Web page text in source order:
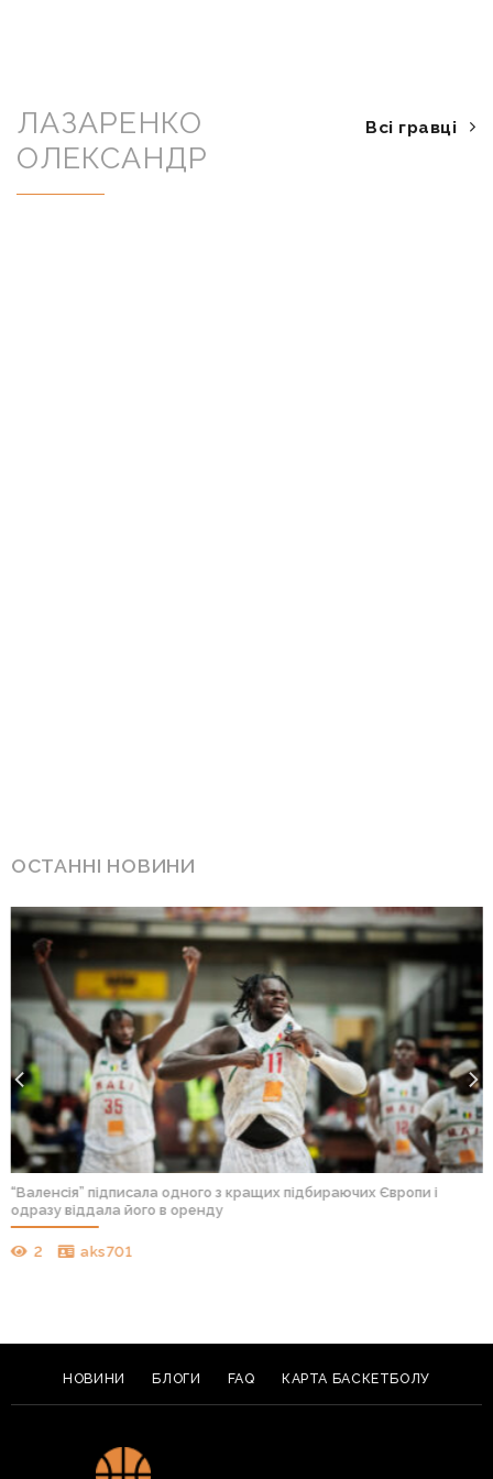
ЛАЗАРЕНКО
ОЛЕКСАНДР
Всі гравці
ОСТАННІ НОВИНИ
“Валенсія” підписала одного з кращих підбираючих Європи і
одразу віддала його в оренду
2 aks701
НОВИНИ БЛОГИ FAQ КАРТА БАСКЕТБОЛУ